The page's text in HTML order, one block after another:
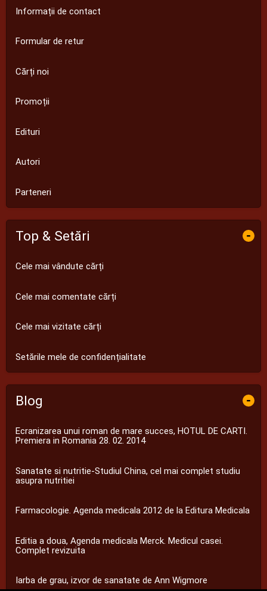
Informații de contact
Formular de retur
Cărți noi
Promoții
Edituri
Autori
Parteneri
Top & Setări -
Cele mai vândute cărți
Cele mai comentate cărți
Cele mai vizitate cărți
Setările mele de confidențialitate
Blog -
Ecranizarea unui roman de mare succes, HOTUL DE CARTI.
Premiera in Romania 28. 02. 2014
Sanatate si nutritie-Studiul China, cel mai complet studiu
asupra nutritiei
Farmacologie. Agenda medicala 2012 de la Editura Medicala
Editia a doua, Agenda medicala Merck. Medicul casei.
Complet revizuita
Iarba de grau, izvor de sanatate de Ann Wigmore